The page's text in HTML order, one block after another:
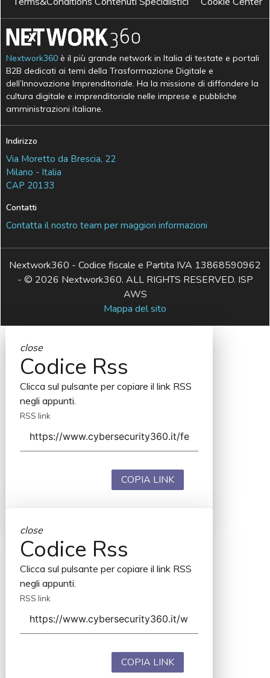
Nextwork360 è il più grande network in Italia di testate e portali
B2B dedicati ai temi della Trasformazione Digitale e
dell’Innovazione Imprenditoriale. Ha la missione di diffondere la
cultura digitale e imprenditoriale nelle imprese e pubbliche
amministrazioni italiane.
Indirizzo
Via Moretto da Brescia, 22
Milano - Italia
CAP 20133
Contatti
Contatta il nostro team per maggiori informazioni
Nextwork360 - Codice fiscale e Partita IVA 13868590962
- © 2026 Nextwork360. ALL RIGHTS RESERVED. ISP
AWS
Mappa del sito
close
Codice Rss
Clicca sul pulsante per copiare il link RSS
negli appunti.
RSS link
COPIA LINK
close
Codice Rss
Clicca sul pulsante per copiare il link RSS
negli appunti.
RSS link
COPIA LINK